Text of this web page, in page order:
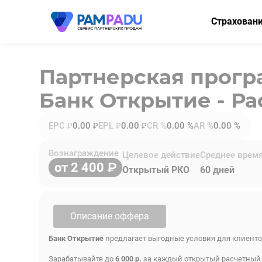
Мини-КАСКО
Здоровье
Партнерская
Банк Открытие -
EPC ₽0.00 ₽EPL ₽0.00 ₽CR %0.00 %AR %0.00 %
Вознаграждение
от 2 400
Целевое действие
Открытый РКО
Среднее
60 дней
Описание оффера
Банк Открытие предлагает выгодные условия для
Зарабатывайте до 6 000 р. за каждый открытый расчетный